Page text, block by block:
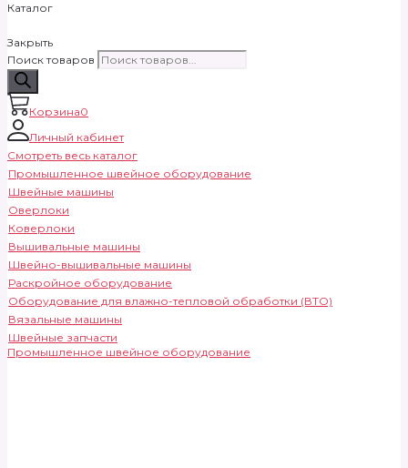
Каталог
Закрыть
Поиск товаров
Корзина0
Личный кабинет
Смотреть весь каталог
Промышленное швейное оборудование
Швейные машины
Оверлоки
Коверлоки
Вышивальные машины
Швейно-вышивальные машины
Раскройное оборудование
Оборудование для влажно-тепловой обработки (ВТО)
Вязальные машины
Швейные запчасти
Промышленное швейное оборудование